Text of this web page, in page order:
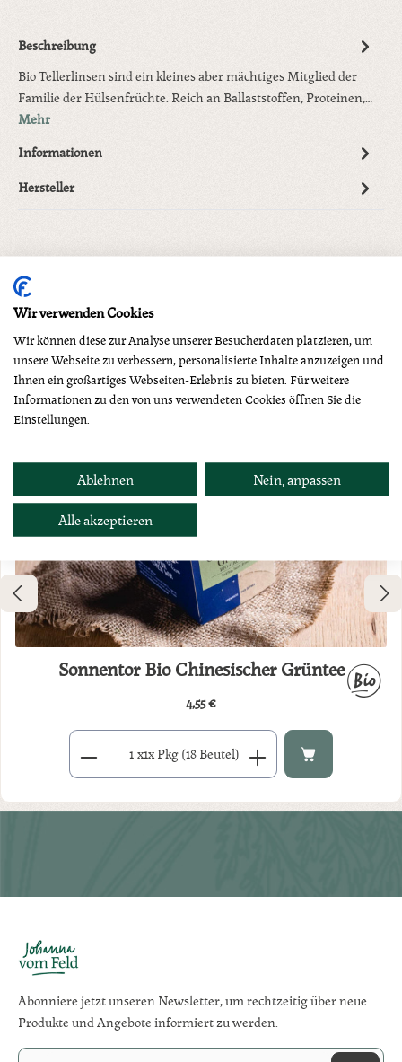
Wir verwenden Cookies
Wir können diese zur Analyse unserer Besucherdaten platzieren, um
unsere Webseite zu verbessern, personalisierte Inhalte anzuzeigen und
Ihnen ein großartiges Webseiten-Erlebnis zu bieten. Für weitere
Informationen zu den von uns verwendeten Cookies öffnen Sie die
Einstellungen.
Ablehnen Nein, anpassen
Alle akzeptieren
Beschreibung
Bio Tellerlinsen sind ein kleines aber mächtiges Mitglied der
Familie der Hülsenfrüchte. Reich an Ballaststoffen, Proteinen,…
Mehr
Informationen
Hersteller
Produktgalerie überspringen
Dazu empfehlen wir
Sonnentor Bio Chinesischer Grüntee
Regulärer Preis:
4,55 €
Produkt Anzahl: Gib den gewünschten Wert ein oder benutze
x1x Pkg (18 Beutel)
Abonniere jetzt unseren Newsletter, um rechtzeitig über neue
Produkte und Angebote informiert zu werden.
E-Mail-Adresse*